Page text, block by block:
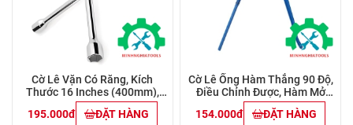
Cờ Lê Vặn Có Răng, Kích
Thước 16 Inches (400mm),
(11/16 Inch, 3/4 Inch, 13/16
Inch, 7/8 Inch) WP114061
195.000đ ĐẶT HÀNG
Cờ Lê Ống Hàm Thẳng 90 Độ,
Điều Chỉnh Được, Hàm Mở
25mm (1 Inch) Workpro
WP302012
154.000đ ĐẶT HÀNG